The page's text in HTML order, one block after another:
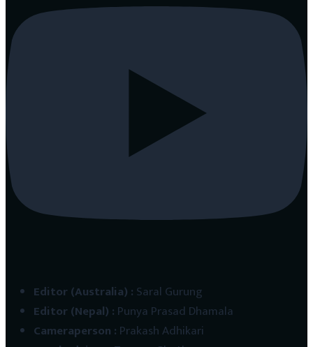
Editor (Australia) : Saral Gurung
Editor (Nepal) : Punya Prasad Dhamala
Cameraperson : Prakash Adhikari